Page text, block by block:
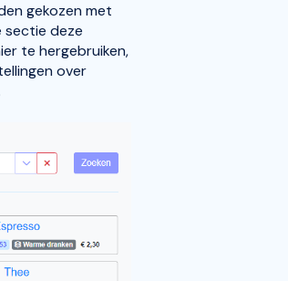
gekozen met
deze
te hergebruiken,
over